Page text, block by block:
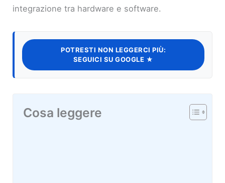
integrazione tra hardware e software.
POTRESTI NON LEGGERCI PIÙ:
SEGUICI SU GOOGLE ★
Cosa leggere